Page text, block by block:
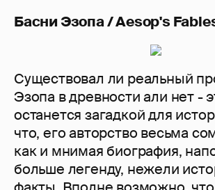
Басни Эзопа / Aesop's
Существовал ли реальный
Эзопа в древности али нет -
останется загадкой для
что, его авторство весьма
как и мнимая биография,
больше легенду, нежели